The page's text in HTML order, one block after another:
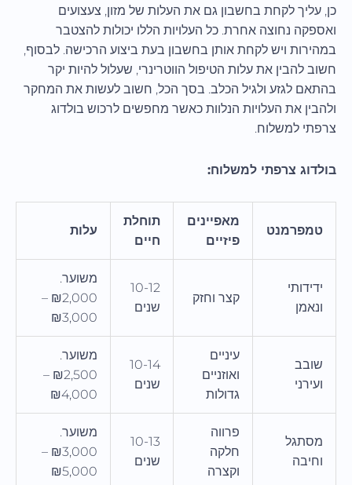
כן, עליך לקחת בחשבון גם את העלות של מזון, צעצועים
ואספקה נחוצה אחרת. כל העלויות הללו יכולות להצטבר
במהירות ויש לקחת אותן בחשבון בעת ביצוע הרכישה. לבסוף,
חשוב להבין את עלות הטיפול הווטרינרי, שעלול להיות יקר
בהתאם לגזע ולגיל הכלב. בסך הכל, חשוב לעשות את המחקר
ולהבין את העלויות הנלוות כאשר מחפשים לרכוש בולדוג
צרפתי למשלוח.
בולדוג צרפתי למשלוח:
טמפרמנט
מאפיינים
פיזיים
תוחלת
חיים
עלות
ידידותי
ונאמן
קצר וחזק
10-12
שנים
משוער.
₪2,000 –
₪3,000
שובב
ועירני
עיניים
ואוזניים
גדולות
10-14
שנים
משוער.
₪2,500 –
₪4,000
מסתגל
וחיבה
פרווה
חלקה
וקצרה
10-13
שנים
משוער.
₪3,000 –
₪5,000